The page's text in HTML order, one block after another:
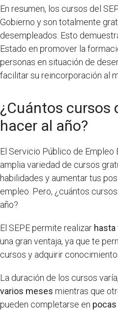
En resumen, los cursos del
Gobierno y son totalmente
desempleados. Esto
Estado en promover la
personas en situación de
facilitar su reincorporación al
¿Cuántos cursos
hacer al año?
El Servicio Público de Empleo
amplia variedad de cursos
habilidades y aumentar tus
empleo. Pero, ¿cuántos
año?
El SEPE permite realizar
una gran ventaja, ya que te
cursos y adquirir
La duración de los cursos
varios meses mientras que
pueden completarse en